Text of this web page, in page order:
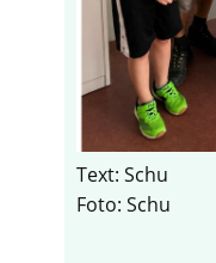
Text: Schu
Foto: Schu